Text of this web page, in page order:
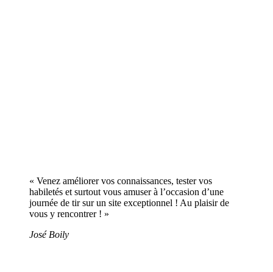
« Venez améliorer vos connaissances, tester vos
habiletés et surtout vous amuser à l’occasion d’une
journée de tir sur un site exceptionnel ! Au plaisir de
vous y rencontrer ! »
José Boily